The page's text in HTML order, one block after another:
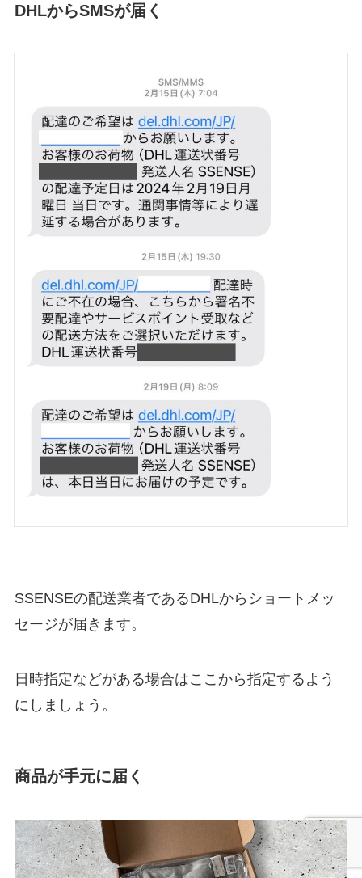
DHLからSMSが届く
SSENSEの配送業者であるDHLからショートメッ
セージが届きます。
日時指定などがある場合はここから指定するよう
にしましょう。
商品が手元に届く